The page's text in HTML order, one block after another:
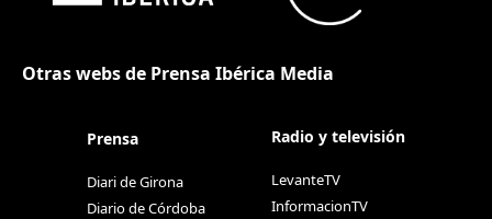
Otras webs de Prensa Ibérica Media
Prensa
Diari de Girona
Diario de Córdoba
Radio y televisión
LevanteTV
InformacionTV